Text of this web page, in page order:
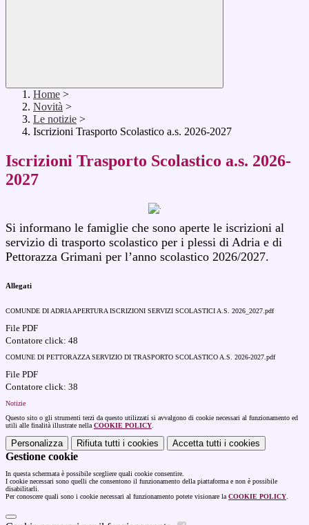
Home >
Novità >
Le notizie >
Iscrizioni Trasporto Scolastico a.s. 2026-2027
Iscrizioni Trasporto Scolastico a.s. 2026-
2027
Si informano le famiglie che sono aperte le iscrizioni al
servizio di trasporto scolastico per i plessi di Adria e di
Pettorazza Grimani per l’anno scolastico 2026/2027.
Allegati
COMUNDE DI ADRIA APERTURA ISCRIZIONI SERVIZI SCOLASTICI A.S. 2026_2027.pdf
File PDF
Contatore click: 48
COMUNE DI PETTORAZZA SERVIZIO DI TRASPORTO SCOLASTICO A.S. 2026-2027.pdf
File PDF
Contatore click: 38
Notizie
Questo sito o gli strumenti terzi da questo utilizzati si avvalgono di cookie necessari al funzionamento ed
utili alle finalità illustrate nella COOKIE POLICY
Personalizza Rifiuta tutti i cookies Accetta tutti i cookies
Gestione cookie
In questa schermata è possibile scegliere quali cookie consentire.
I cookie necessari sono quelli che consentono il funzionamento della piattaforma e non è possibile
disabilitarli.
Per conoscere quali sono i cookie necessari al funzionamento potete visionare la COOKIE POLICY